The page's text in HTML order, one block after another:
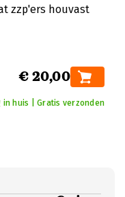
zzp'ers houvast
€ 20,00
in huis | Gratis verzonden